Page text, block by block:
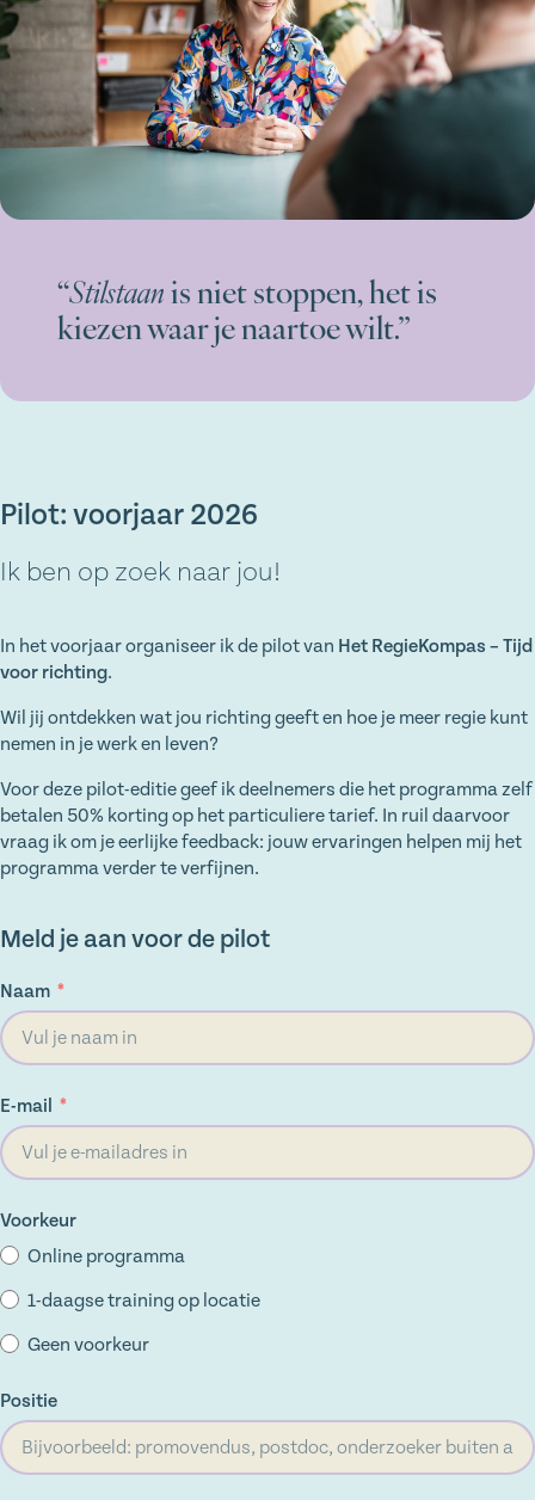
“Stilstaanis niet stoppen, het is
kiezen waar je naartoe wilt.”
Pilot: voorjaar 2026
Ik ben op zoek naar jou!
In het voorjaar organiseer ik de pilot van Het RegieKompas – Tijd
voor richting.
Wil jij ontdekken wat jou richting geeft en hoe je meer regie kunt
nemen in je werk en leven?
Voor deze pilot-editie geef ik deelnemers die het programma zelf
betalen 50% korting op het particuliere tarief. In ruil daarvoor
vraag ik om je eerlijke feedback: jouw ervaringen helpen mij het
programma verder te verfijnen.
Meld je aan voor de pilot
Naam
E-mail
Voorkeur
Online programma
1-daagse training op locatie
Geen voorkeur
Positie